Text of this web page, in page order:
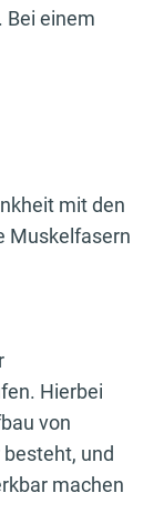
Bei einem
mit den
Muskelfasern
Hierbei
von
und
machen